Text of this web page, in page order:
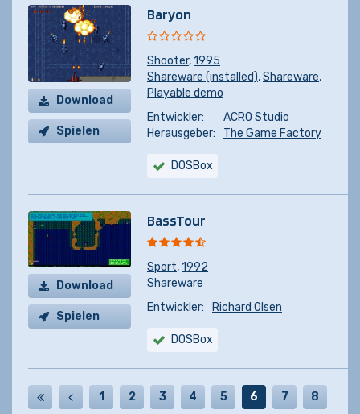
Download
Spielen
Baryon
Shooter,1995
Shareware (installed),Shareware,
Playable demo
Entwickler:
ACRO Studio
Herausgeber:
The Game Factory
DOSBox
Download
Spielen
BassTour
Sport,1992
Shareware
Entwickler:
Richard Olsen
DOSBox
1 2 3 4 5 6 7 8